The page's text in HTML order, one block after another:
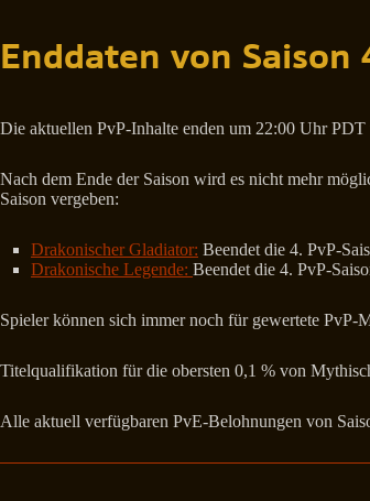
Enddaten von
Die aktuellen PvP-Inhalte enden um 22:00 Uhr
Nach dem Ende der Saison wird es nicht mehr
Saison vergeben:
Drakonischer Gladiator: Beendet die 4. PvP-
Drakonische Legende: Beendet die 4. PvP-
Spieler können sich immer noch für gewertete
Titelqualifikation für die obersten 0,1 % von
Alle aktuell verfügbaren PvE-Belohnungen von